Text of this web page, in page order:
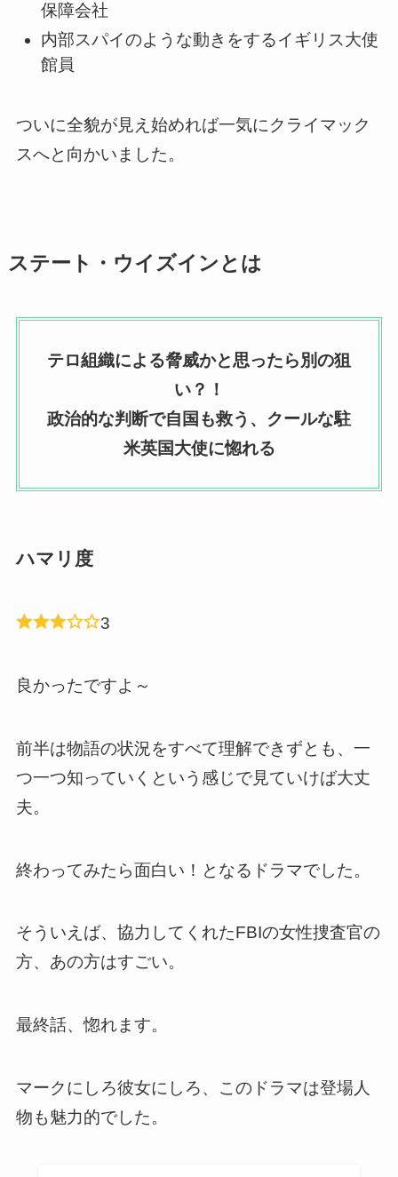
保障会社
内部スパイのような動きをするイギリス大使
館員
ついに全貌が見え始めれば一気にクライマック
スへと向かいました。
ステート・ウイズインとは
テロ組織による脅威かと思ったら別の狙
い？！
政治的な判断で自国も救う、クールな駐
米英国大使に惚れる
ハマリ度
3
良かったですよ～
前半は物語の状況をすべて理解できずとも、一
つ一つ知っていくという感じで見ていけば大丈
夫。
終わってみたら面白い！となるドラマでした。
そういえば、協力してくれたFBIの女性捜査官の
方、あの方はすごい。
最終話、惚れます。
マークにしろ彼女にしろ、このドラマは登場人
物も魅力的でした。